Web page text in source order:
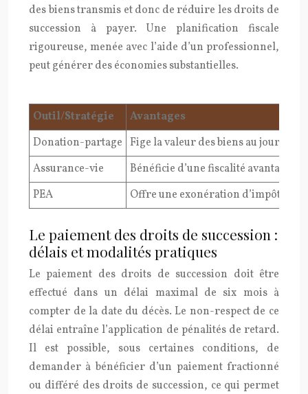
des biens transmis et donc de réduire les droits de
succession à payer. Une planification fiscale
rigoureuse, menée avec l’aide d’un professionnel,
peut générer des économies substantielles.
Outil/Stratégie
Avantages
Donation-partage Fige la valeur des biens au jour de
Assurance-vie
Bénéficie d’une fiscalité
PEA
Offre une exonération d’impôt sur
Le paiement des droits de succession :
délais et modalités pratiques
Le paiement des droits de succession doit être
effectué dans un délai maximal de six mois à
compter de la date du décès. Le non-respect de ce
délai entraîne l’application de pénalités de retard.
Il est possible, sous certaines conditions, de
demander à bénéficier d’un paiement fractionné
ou différé des droits de succession, ce qui permet